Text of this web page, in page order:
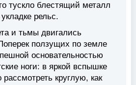
тускло блестящий металл
рельс.
и тьмы двигались
ползущих по земле
основательностью
ноги: в яркой вспышке
круглую, как